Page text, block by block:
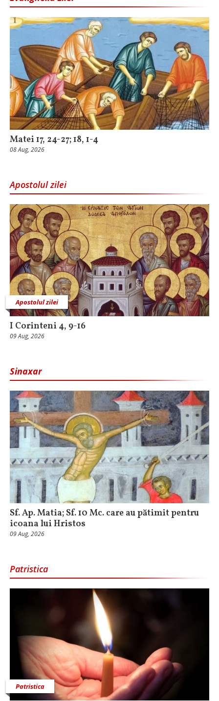
Matei 17, 24-27; 18, 1-4
08 Aug, 2026
Apostolul zilei
Apostolul zilei
I Corinteni 4, 9-16
09 Aug, 2026
Sinaxar
Sf. Ap. Matia; Sf. 10 Mc. care au pătimit pentru
icoana lui Hristos
09 Aug, 2026
Patristica
Patristica